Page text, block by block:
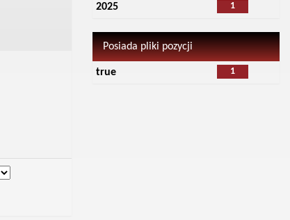
1
2025
Posiada pliki pozycji
1
true